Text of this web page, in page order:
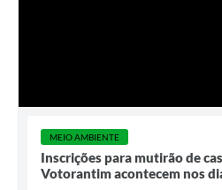
MEIO AMBIENTE
Inscrições para mutirão de
Votorantim acontecem nos